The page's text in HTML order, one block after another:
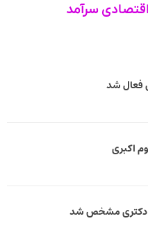
سرآمد
فعال شد
اکبری
دکتری مشخص شد